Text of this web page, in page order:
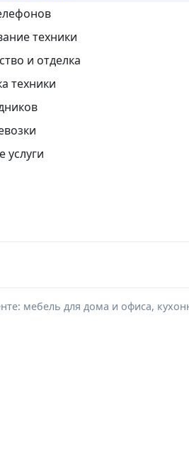
техники
и отделка
техники
услуги
мебель для дома и офиса,